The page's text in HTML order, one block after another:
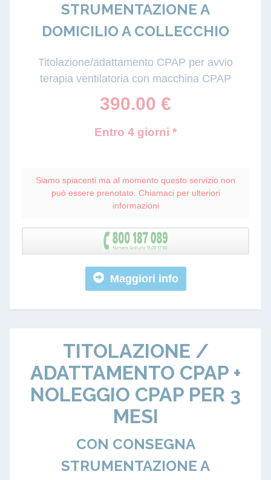
STRUMENTAZIONE A
DOMICILIO A COLLECCHIO
Titolazione/adattamento CPAP per avvio
terapia ventilatoria con macchina CPAP
390.00 €
Entro 4 giorni *
Siamo spiacenti ma al momento questo servizio non
può essere prenotato. Chiamaci per ulteriori
informazioni
Maggiori info
TITOLAZIONE /
ADATTAMENTO CPAP +
NOLEGGIO CPAP PER 3
MESI
CON CONSEGNA
STRUMENTAZIONE A